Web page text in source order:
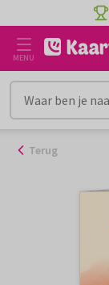
naar
inhoud
MENU
Terug